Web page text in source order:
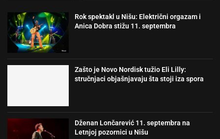
Rok spektakl u Nišu: Električni orgazam i
Anica Dobra stižu 11. septembra
Zašto je Novo Nordisk tužio Eli Lilly:
stručnjaci objašnjavaju šta stoji iza spora
Dženan Lončarević 11. septembra na
Letnjoj pozornici u Nišu